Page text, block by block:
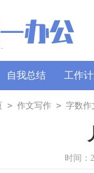
自我总结 工作计
话稿 广播稿
> 作文写作 > 字数作
时间：